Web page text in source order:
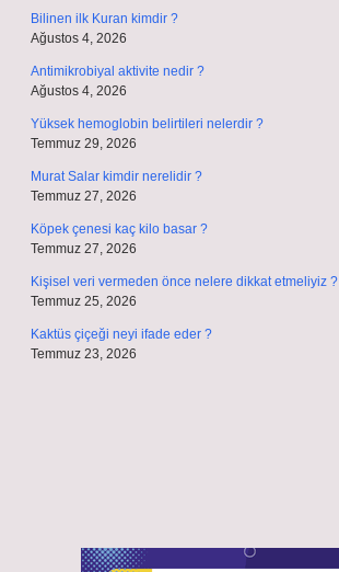
Bilinen ilk Kuran kimdir ?
Ağustos 4, 2026
Antimikrobiyal aktivite nedir ?
Ağustos 4, 2026
Yüksek hemoglobin belirtileri nelerdir ?
Temmuz 29, 2026
Murat Salar kimdir nerelidir ?
Temmuz 27, 2026
Köpek çenesi kaç kilo basar ?
Temmuz 27, 2026
Kişisel veri vermeden önce nelere dikkat etmeliyiz ?
Temmuz 25, 2026
Kaktüs çiçeği neyi ifade eder ?
Temmuz 23, 2026